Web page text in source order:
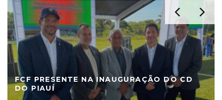
FCF PRESENTE NA INAUGURAÇÃO DO CD
DO PIAUÍ